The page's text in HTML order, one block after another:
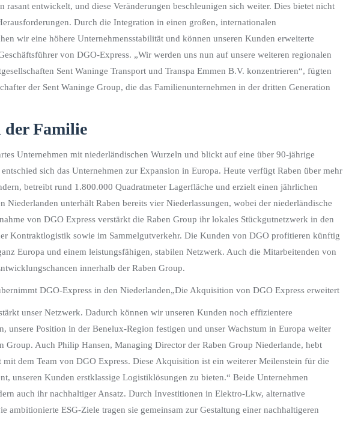
rasant entwickelt, und diese Veränderungen beschleunigen sich weiter. Dies bietet nicht
Durch die Integration in einen großen, internationalen
wir eine höhere Unternehmensstabilität und können unseren Kunden erweiterte
von DGO-Express. „Wir werden uns nun auf unsere weiteren regionalen
Sent Waninge Transport und Transpa Emmen B.V. konzentrieren“, fügten
der Sent Waninge Group, die das Familienunternehmen in der dritten Generation
der Familie
Unternehmen mit niederländischen Wurzeln und blickt auf eine über 90-jährige
sich das Unternehmen zur Expansion in Europa. Heute verfügt Raben über mehr
betreibt rund 1.800.000 Quadratmeter Lagerfläche und erzielt einen jährlichen
unterhält Raben bereits vier Niederlassungen, wobei der niederländische
von DGO Express verstärkt die Raben Group ihr lokales Stückgutnetzwerk in den
Kontraktlogistik sowie im Sammelgutverkehr. Die Kunden von DGO profitieren künftig
Europa und einem leistungsfähigen, stabilen Netzwerk. Auch die Mitarbeitenden von
innerhalb der Raben Group.
„Die Akquisition von DGO Express erweitert
unser Netzwerk. Dadurch können wir unseren Kunden noch effizientere
unsere Position in der Benelux-Region festigen und unser Wachstum in Europa weiter
Group. Auch Philip Hansen, Managing Director der Raben Group Niederlande, hebt
dem Team von DGO Express. Diese Akquisition ist ein weiterer Meilenstein für die
unseren Kunden erstklassige Logistiklösungen zu bieten.“ Beide Unternehmen
auch ihr nachhaltiger Ansatz. Durch Investitionen in Elektro-Lkw, alternative
ambitionierte ESG-Ziele tragen sie gemeinsam zur Gestaltung einer nachhaltigeren